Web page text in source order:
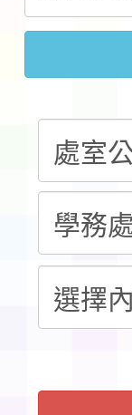
速
法」
本
第3
告(
檢
賽
本
程
「
展
請